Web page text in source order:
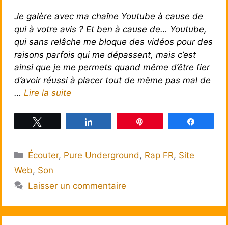
Je galère avec ma chaîne Youtube à cause de
qui à votre avis ? Et ben à cause de… Youtube,
qui sans relâche me bloque des vidéos pour des
raisons parfois qui me dépassent, mais c’est
ainsi que je me permets quand même d’être fier
d’avoir réussi à placer tout de même pas mal de
… Lire la suite
Catégories
Écouter, Pure Underground , Rap FR, Site
Web, Son
Laisser un commentaire